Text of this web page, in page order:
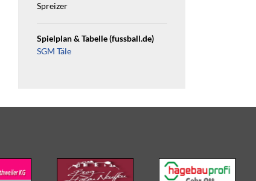
Spreizer
Spielplan & Tabelle (fussball.de)
SGM Täle